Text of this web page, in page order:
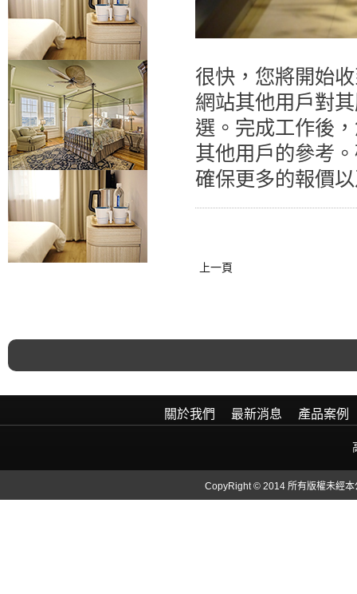
很快，您將開始
網站其他用戶對
選。完成工作後
其他用戶的參考
確保更多的報價
上一頁
關於我們 最新消息 產品案例
CopyRight © 2014 所有版權未經